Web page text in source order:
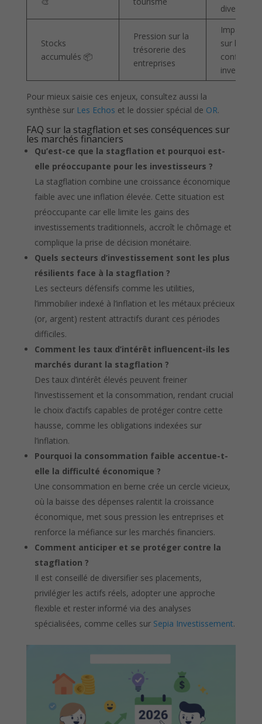
Stocks
accumulés 📦
Pression sur la
trésorerie des
entreprises
Impact
sur la
confiance
Pour mieux saisie ces enjeux, consultez aussi la
synthèse sur Les Echos et le dossier spécial de OR.
FAQ sur la stagflation et ses conséquences sur
les marchés financiers
Qu’est-ce que la stagflation et pourquoi est-
elle préoccupante pour les investisseurs ?
La stagflation combine une croissance économique
faible avec une inflation élevée. Cette situation est
préoccupante car elle limite les gains des
investissements traditionnels, accroît le chômage et
complique la prise de décision monétaire.
Quels secteurs d’investissement sont les plus
résilients face à la stagflation ?
Les secteurs défensifs comme les utilities,
l’immobilier indexé à l’inflation et les métaux précieux
(or, argent) restent attractifs durant ces périodes
difficiles.
Comment les taux d’intérêt influencent-ils les
marchés durant la stagflation ?
Des taux d’intérêt élevés peuvent freiner
l’investissement et la consommation, rendant crucial
le choix d’actifs capables de protéger contre cette
hausse, comme les obligations indexées sur
l’inflation.
Pourquoi la consommation faible accentue-t-
elle la difficulté économique ?
Une consommation en berne crée un cercle vicieux,
où la baisse des dépenses ralentit la croissance
économique, met sous pression les entreprises et
renforce la méfiance sur les marchés financiers.
Comment anticiper et se protéger contre la
stagflation ?
Il est conseillé de diversifier ses placements,
privilégier les actifs réels, adopter une approche
flexible et rester informé via des analyses
spécialisées, comme celles sur Sepia Investissement.